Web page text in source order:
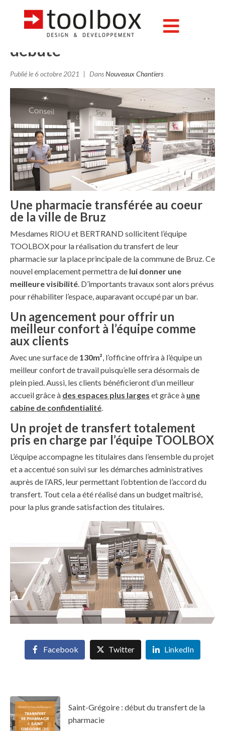
Bruz : le transfert de la
pharmacie Riou-Bertrand
débute
Publié le6 octobre 2021 DansNouveaux Chantiers
Une pharmacie transférée au coeur
de la ville de Bruz
Mesdames RIOU et BERTRAND sollicitent l’équipe
TOOLBOX pour la réalisation du transfert de leur
pharmacie sur la place principale de la commune de Bruz. Ce
nouvel emplacement permettra de lui donner une
meilleure visibilité. D’importants travaux sont alors prévus
pour réhabiliter l’espace, auparavant occupé par un bar.
Un agencement pour offrir un
meilleur confort à l’équipe comme
aux clients
Avec une surface de 130m², l’officine offrira à l’équipe un
meilleur confort de travail puisqu’elle sera désormais de
plein pied. Aussi, les clients bénéficieront d’un meilleur
accueil grâce à des espaces plus larges et grâce à une
cabine de confidentialité.
Un projet de transfert totalement
pris en charge par l’équipe TOOLBOX
L’équipe accompagne les titulaires dans l’ensemble du projet
et a accentué son suivi sur les démarches administratives
auprès de l’ARS, leur permettant l’obtention de l’accord du
transfert. Tout cela a été réalisé dans un budget maîtrisé,
pour la plus grande satisfaction des titulaires.
Facebook Twitter LinkedIn
Saint-Grégoire : début du transfert de la
pharmacie